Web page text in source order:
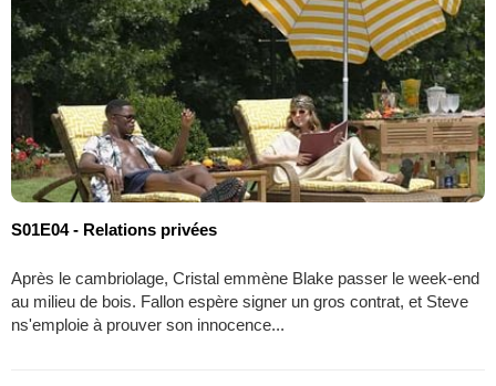
S01E04 - Relations privées
Après le cambriolage, Cristal emmène Blake passer le week-end
au milieu de bois. Fallon espère signer un gros contrat, et Steve
ns'emploie à prouver son innocence...